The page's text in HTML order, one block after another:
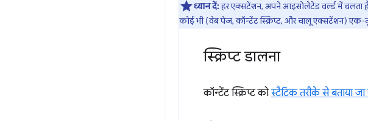
ध्यान दें:हर एक्सटेंशन, अपने आइसोलेटेड वर्ल्ड में चलता
कोई भी (वेब पेज, कॉन्टेंट स्क्रिप्ट, और चालू एक्सटेंशन)
स्क्रिप्ट डालना
कॉन्टेंट स्क्रिप्ट कोस्टैटिक तरीके से बताया